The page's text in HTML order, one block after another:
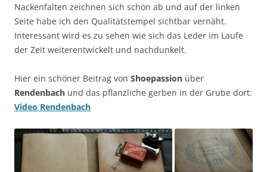
Nackenfalten zeichnen sich schön ab und auf der linken
Seite habe ich den Qualitätstempel sichtbar vernäht.
Interessant wird es zu sehen wie sich das Leder im Laufe
der Zeit weiterentwickelt und nachdunkelt.
Hier ein schöner Beitrag von Shoepassion über
Rendenbach und das pflanzliche gerben in der Grube dort:
Video Rendenbach